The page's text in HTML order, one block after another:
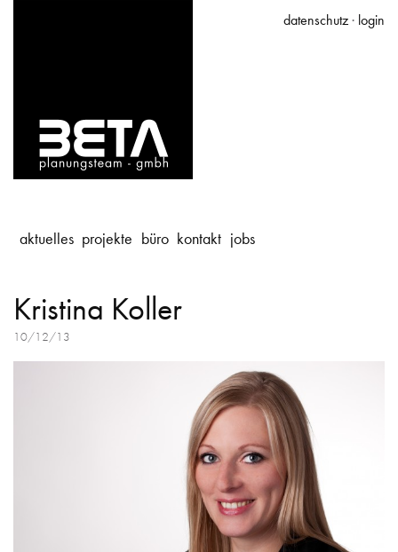
aktuelles projekte büro kontakt jobs
Kristina Koller
10/12/13
datenschutz· login